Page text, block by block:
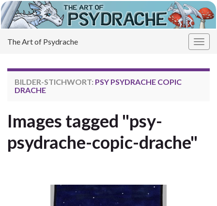
The Art of Psydrache
BILDER-STICHWORT: PSY PSYDRACHE COPIC
DRACHE
Images tagged "psy-
psydrache-copic-drache"